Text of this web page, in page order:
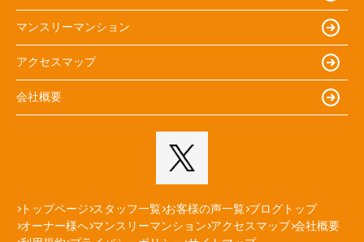
マンスリーマンション
アクセスマップ
会社概要
トップページ スタッフ一覧 お客様の声一覧 ブログトップ
オーナー様へ マンスリーマンション アクセスマップ 会社概要